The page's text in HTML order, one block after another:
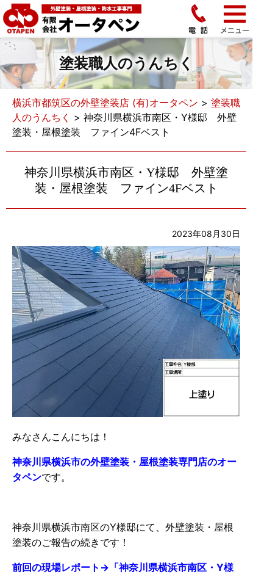
塗装職人のうんちく
横浜市都筑区の外壁塗装店 (有)オータペン > 塗装職
人のうんちく > 神奈川県横浜市南区・Y様邸 外壁
塗装・屋根塗装 ファイン4Fベスト
神奈川県横浜市南区・Y様邸 外壁塗
装・屋根塗装 ファイン4Fベスト
2023年08月30日
みなさんこんにちは！
神奈川県横浜市の外壁塗装・屋根塗装専門店のオー
タペンです。
神奈川県横浜市南区のY様邸にて、外壁塗装・屋根
塗装のご報告の続きです！
前回の現場レポート→「神奈川県横浜市南区・Y様